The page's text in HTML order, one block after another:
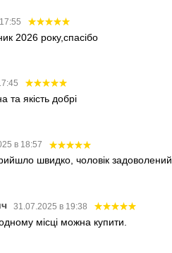
2026 року,спасібо
та якість добрі
в 18:57
швидко, чоловік задоволений
31.07.2025 в 19:38
місці можна купити.